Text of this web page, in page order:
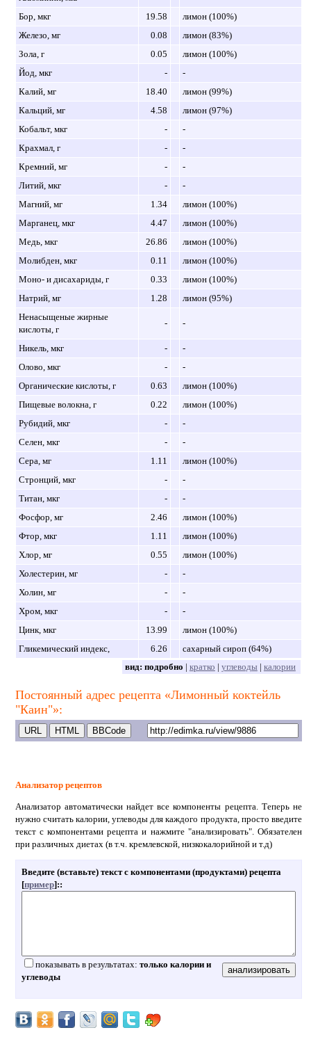
Бор, мкг
19.58
лимон (100%)
Железо, мг
0.08
лимон (83%)
Зола, г
0.05
лимон (100%)
Йод, мкг
-
-
Калий, мг
18.40
лимон (99%)
Кальций, мг
4.58
лимон (97%)
Кобальт, мкг
-
-
Крахмал, г
-
-
Кремний, мг
-
-
Литий, мкг
-
-
Магний, мг
1.34
лимон (100%)
Марганец, мкг
4.47
лимон (100%)
Медь, мкг
26.86
лимон (100%)
Молибден, мкг
0.11
лимон (100%)
Моно- и дисахариды, г
0.33
лимон (100%)
Натрий, мг
1.28
лимон (95%)
Ненасыщеные жирные
кислоты, г
- -
Никель, мкг -
-
Олово, мкг
-
-
Органические кислоты, г
0.63
лимон (100%)
Пищевые волокна, г
0.22
лимон (100%)
Рубидий, мкг
-
-
Селен, мкг
-
-
Сера, мг
1.11
лимон (100%)
Стронций, мкг
-
-
Титан, мкг
-
-
Фосфор, мг
2.46
лимон (100%)
Фтор, мкг
1.11
лимон (100%)
Хлор, мг
0.55
лимон (100%)
Холестерин, мг
-
-
Холин, мг
-
-
Хром, мкг
-
-
Цинк, мкг
13.99
лимон (100%)
Гликемический индекс,
6.26
сахарный сироп (64%)
вид: подробно | кратко | углеводы| калории
Постоянный адрес рецепта «Лимонный коктейль
"Каин"»:
Анализатор рецептов
Анализатор автоматически найдет все компоненты рецепта. Теперь не
нужно считать калории, углеводы для каждого продукта, просто введите
текст с компонентами рецепта и нажмите "анализировать". Обязателен
при различных диетах (в т.ч. кремлевской, низкокалорийной и т.д)
Введите (вставьте) текст с компонентами (продуктами) рецепта
[пример]::
показывать в результатах: только калории и
углеводы